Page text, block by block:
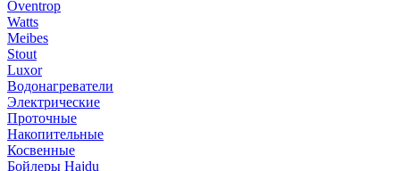
Oventrop
Watts
Meibes
Stout
Luxor
Водонагреватели
Электрические
Проточные
Накопительные
Косвенные
Бойлеры Hajdu